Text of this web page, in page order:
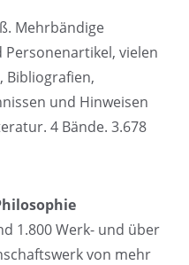
Mehrbändige
Personenartikel, vielen
Bibliografien,
und Hinweisen
4 Bände. 3.678
1.800 Werk- und über
von mehr